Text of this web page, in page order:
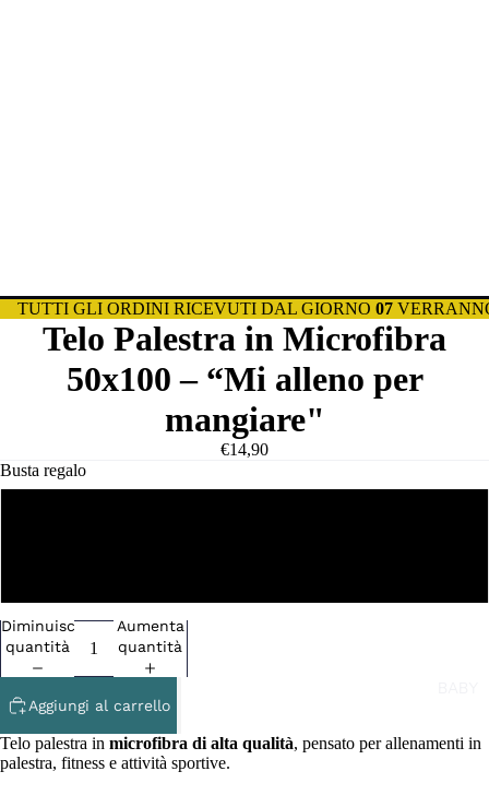
TUTTI GLI ORDINI RICEVUTI DAL GIORNO 07
Telo Palestra in Microfibra
50x100 – “Mi alleno per
mangiare"
€14,90
Busta regalo
Diminuisci
quantità
Aumenta
quantità
Aggiungi al carrello
Telo palestra in microfibra di alta qualità, pensato per allenamenti in
palestra, fitness e attività sportive.